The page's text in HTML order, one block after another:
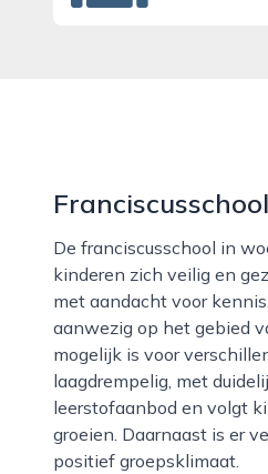
Franciscusschool
De franciscusschool in woerden is een eigentijdse basisschool met een warme en open sfeer, waar
kinderen zich veilig en
met aandacht voor
aanwezig op het gebied
mogelijk is voor
laagdrempelig, met
leerstofaanbod en volgt
groeien. Daarnaast is er
positief groepsklimaat.